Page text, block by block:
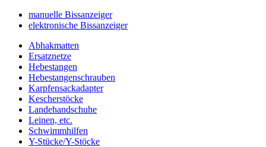
manuelle Bissanzeiger
elektronische Bissanzeiger
Abhakmatten
Ersatznetze
Hebestangen
Hebestangenschrauben
Karpfensackadapter
Kescherstöcke
Landehandschuhe
Leinen, etc.
Schwimmhilfen
Y-Stücke/Y-Stöcke